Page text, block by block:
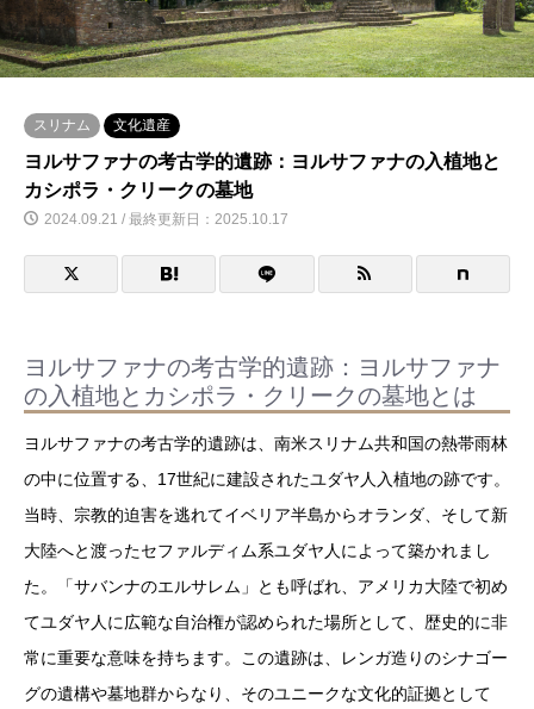
スリナム 文化遺産
ヨルサファナの考古学的遺跡：ヨルサファナの入植地と
カシポラ・クリークの墓地
2024.09.21 / 最終更新日：2025.10.17
ヨルサファナの考古学的遺跡：ヨルサファナ
の入植地とカシポラ・クリークの墓地とは
ヨルサファナの考古学的遺跡は、南米スリナム共和国の熱帯雨林
の中に位置する、17世紀に建設されたユダヤ人入植地の跡です。
当時、宗教的迫害を逃れてイベリア半島からオランダ、そして新
大陸へと渡ったセファルディム系ユダヤ人によって築かれまし
た。「サバンナのエルサレム」とも呼ばれ、アメリカ大陸で初め
てユダヤ人に広範な自治権が認められた場所として、歴史的に非
常に重要な意味を持ちます。この遺跡は、レンガ造りのシナゴー
グの遺構や墓地群からなり、そのユニークな文化的証拠として